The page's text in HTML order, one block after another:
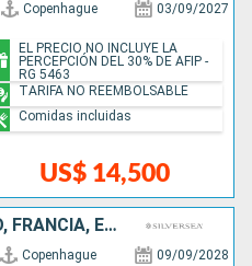
Copenhague 03/09/2027
US$ 14,500
EL PRECIO NO INCLUYE LA
PERCEPCIÓN DEL 30% DE AFIP -
RG 5463
TARIFA NO REEMBOLSABLE
Comidas incluidas
DINAMARCA, REINO UNIDO, FRANCIA, ESPAÑA, PORTUGAL
Copenhague 09/09/2028